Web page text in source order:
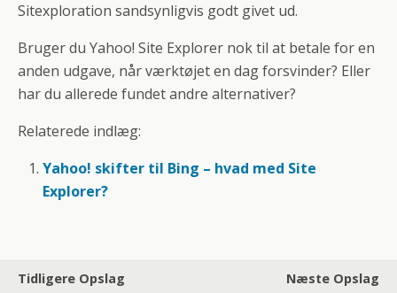
Sitexploration sandsynligvis godt givet ud.
Bruger du Yahoo! Site Explorer nok til at betale for en
anden udgave, når værktøjet en dag forsvinder? Eller
har du allerede fundet andre alternativer?
Relaterede indlæg:
Yahoo! skifter til Bing – hvad med Site
Explorer?
Tidligere Opslag
Næste Opslag